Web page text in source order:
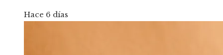
Hace 6 días